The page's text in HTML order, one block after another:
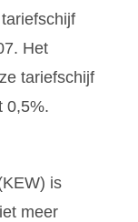
Het
tariefschijf
0,5%.
is
meer